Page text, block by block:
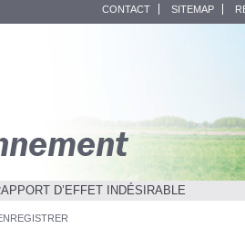
CONTACT SITEMAP
D’EFFET INDÉSIRABLE